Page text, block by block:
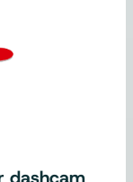
dashcam